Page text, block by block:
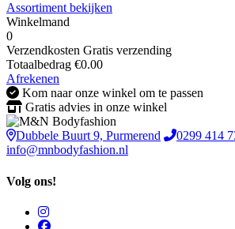
Assortiment bekijken
Winkelmand
0
Verzendkosten Gratis verzending
Totaalbedrag €0.00
Afrekenen
Kom naar onze winkel om te passen
Gratis advies in onze winkel
Dubbele Buurt 9, Purmerend
0299 414
info@mnbodyfashion.nl
Volg ons!